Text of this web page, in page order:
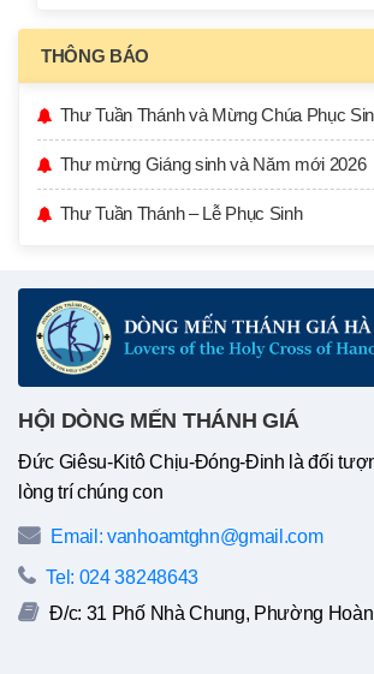
THÔNG BÁO
Thư Tuần Thánh và Mừng Chúa Phục
Thư mừng Giáng sinh và Năm mới 2026
Thư Tuần Thánh – Lễ Phục Sinh
HỘI DÒNG MẾN THÁNH GIÁ
Đức Giêsu-Kitô Chịu-Đóng-Đinh là đối
lòng trí chúng con
Email: vanhoamtghn@gmail.com
Tel: 024 38248643
Đ/c: 31 Phố Nhà Chung, Phường